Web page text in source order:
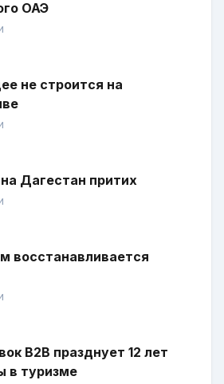
ОАЭ
не строится на
Дагестан притих
восстанавливается
В2В празднует 12 лет
в туризме